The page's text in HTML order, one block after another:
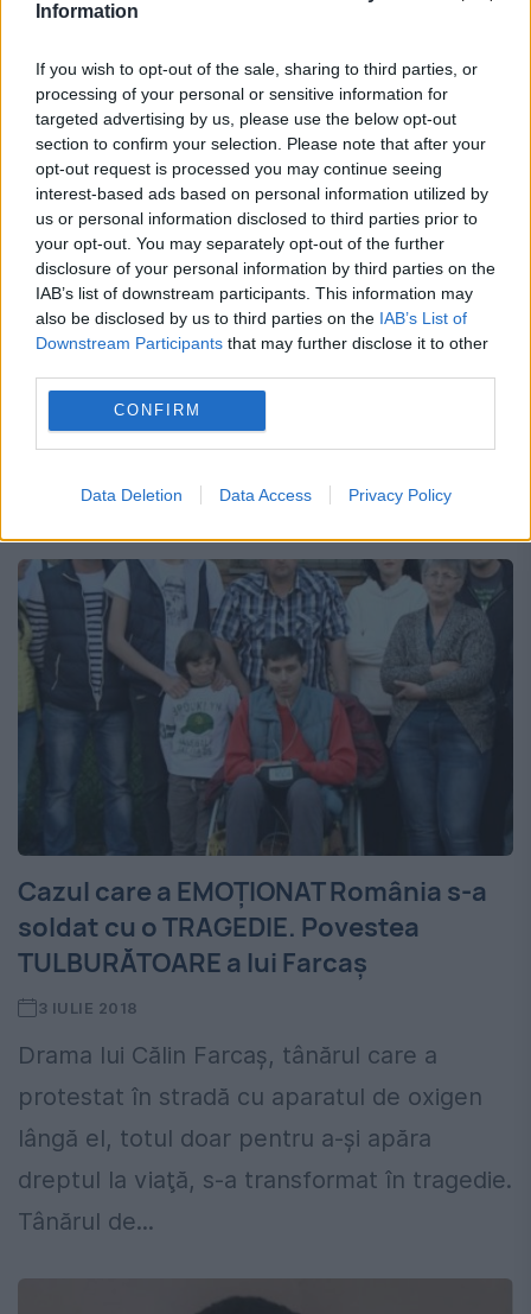
Information
If you wish to opt-out of the sale, sharing to third parties, or
processing of your personal or sensitive information for
targeted advertising by us, please use the below opt-out
section to confirm your selection. Please note that after your
opt-out request is processed you may continue seeing
interest-based ads based on personal information utilized by
us or personal information disclosed to third parties prior to
your opt-out. You may separately opt-out of the further
disclosure of your personal information by third parties on the
IAB’s list of downstream participants. This information may
also be disclosed by us to third parties on the IAB’s List of
Downstream Participants that may further disclose it to other
CONFIRM
Data Deletion Data Access Privacy Policy
Tânărul care a protestat cu tubul de
oxigen la gură a murit. Călin Fărcaș,
victimă a sistemului care l-a trimis în
țări străine pentru transplant
pulmonar
4 IULIE 2018
Școala transplantului românesc era
pregătită să tragă obloanele, pentru că
Ministerul Sănătății nu le oferea spitalelor
condiții legale și complete de funcționare în
pulmonar, în frunte...
Cazul care a EMOȚIONAT România s-a
soldat cu o TRAGEDIE. Povestea
TULBURĂTOARE a lui Farcaș
3 IULIE 2018
Drama lui Călin Farcaş, tânărul care a
protestat în stradă cu aparatul de oxigen
lângă el, totul doar pentru a-şi apăra
dreptul la viaţă, s-a transformat în tragedie.
Tânărul de...